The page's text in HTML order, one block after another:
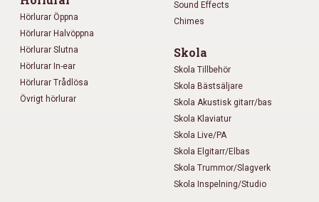
Hörlurar Öppna
Hörlurar Halvöppna
Hörlurar Slutna
Hörlurar In-ear
Hörlurar Trådlösa
Övrigt hörlurar
Sound Effects
Chimes
Skola
Skola Tillbehör
Skola Bästsäljare
Skola Akustisk gitarr/bas
Skola Klaviatur
Skola Live/PA
Skola Elgitarr/Elbas
Skola Trummor/Slagverk
Skola Inspelning/Studio